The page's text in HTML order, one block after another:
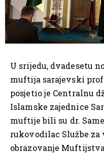
U srijedu, dvadesetu
muftija sarajevski
posjetio je Centralnu
Islamske zajednice
muftije bili su dr.
rukovodilac Službe za
obrazovanje